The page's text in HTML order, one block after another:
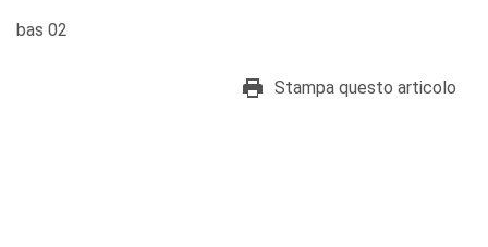
bas 02
Stampa questo articolo